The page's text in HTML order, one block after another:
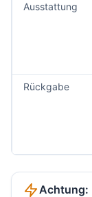
Ausstattung
Rückgabe
Achtung: